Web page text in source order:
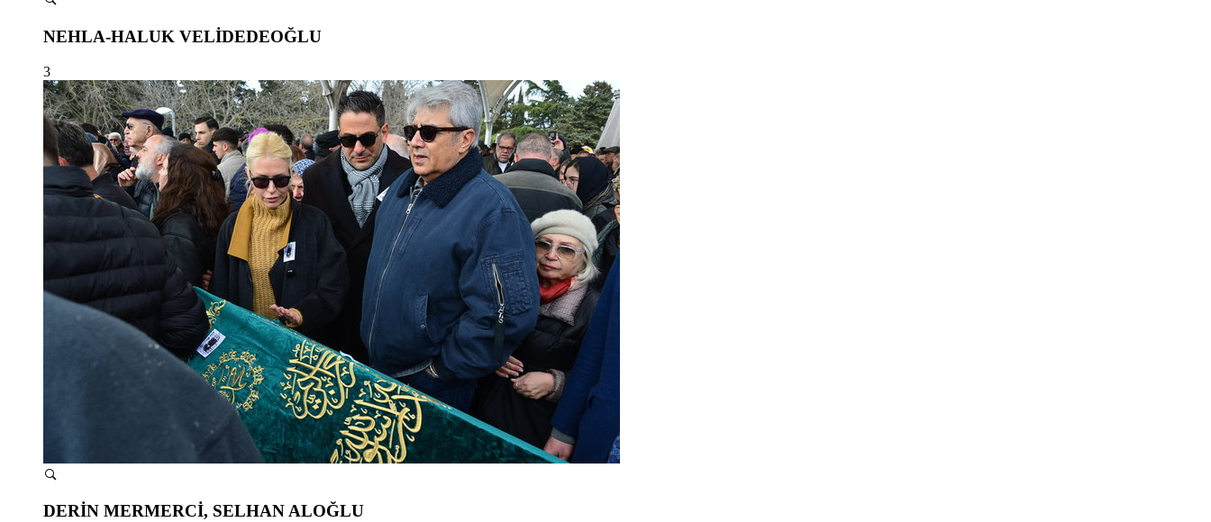
NEHLA-HALUK VELİDEDEOĞLU
3
DERİN MERMERCİ, SELHAN ALOĞLU